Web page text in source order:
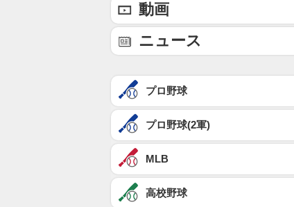
動画
ニュース
プロ野球
プロ野球(2軍)
MLB
高校野球